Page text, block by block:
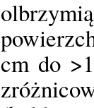
cm do